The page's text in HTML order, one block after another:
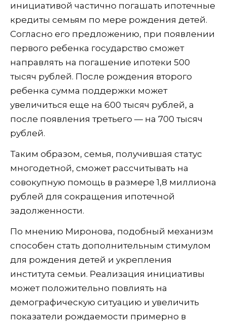
инициативой частично погашать ипотечные
кредиты семьям по мере рождения детей.
Согласно его предложению, при появлении
первого ребенка государство сможет
направлять на погашение ипотеки 500
тысяч рублей. После рождения второго
ребенка сумма поддержки может
увеличиться еще на 600 тысяч рублей, а
после появления третьего — на 700 тысяч
рублей.
Таким образом, семья, получившая статус
многодетной, сможет рассчитывать на
совокупную помощь в размере 1,8 миллиона
рублей для сокращения ипотечной
задолженности.
По мнению Миронова, подобный механизм
способен стать дополнительным стимулом
для рождения детей и укрепления
института семьи. Реализация инициативы
может положительно повлиять на
демографическую ситуацию и увеличить
показатели рождаемости примерно в